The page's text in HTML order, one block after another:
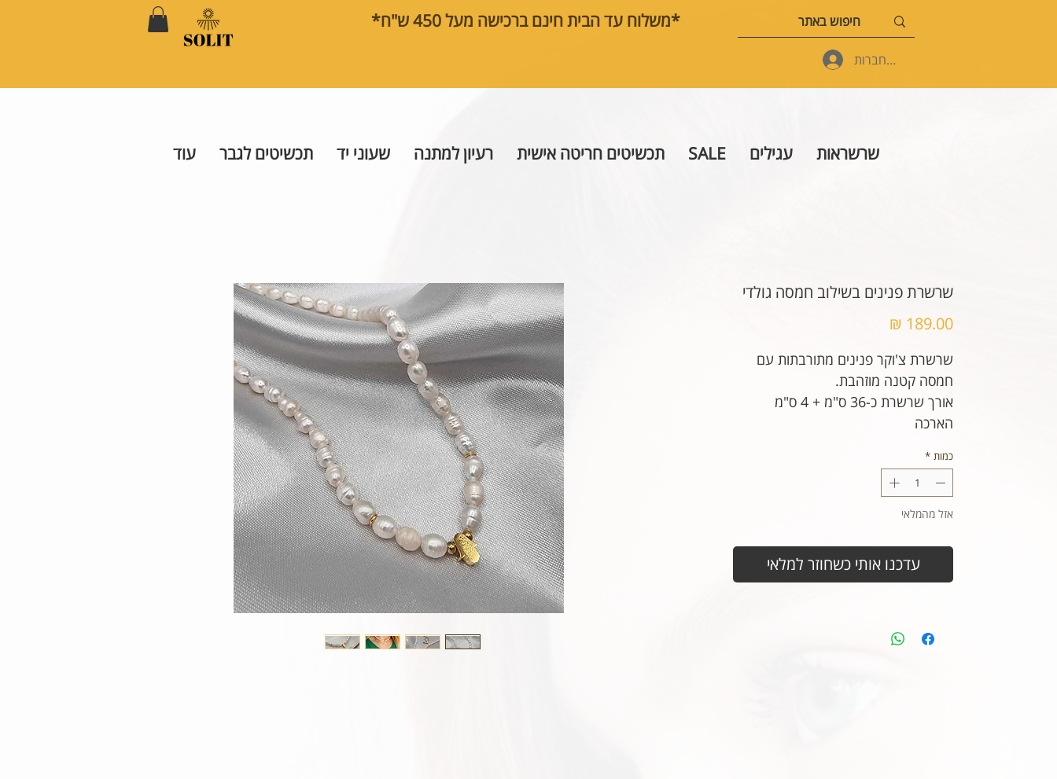
*משלוח עד הבית חינם ברכישה מעל 450 ש"ח*
להתחברות
שרשראות עגילים SALE תכשיטים חריטה אישית רעיון למתנה שעוני יד תכשיטים לגבר עוד
שרשרת פנינים בשילוב חמסה גולדי
שרשרת צ'וקר פנינים מתורבתות עם
חמסה קטנה מוזהבת.
אורך שרשרת כ-36 ס"מ + 4 ס"מ
הארכה
כמות *
אזל מהמלאי
עדכנו אותי כשחוזר למלאי